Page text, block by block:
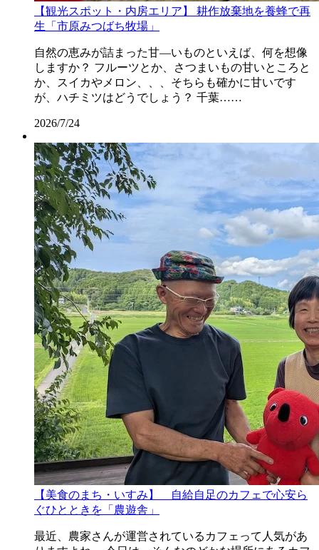
【観光スポット・内房エリア】 耕作放棄地を養蜂で再
生「市原みつばち牧場」
自然の恵みが詰まった甘―いものといえば、何を想像
しますか？ フルーツとか、さつまいもの甘いところと
か、スイカやメロン、、、そちらも確かに甘いです
が、ハチミツはどうでしょう？ 千葉……
2026/7/24
【美食のまち・いすみ】 自給自足のカフェで心安ら
ぐひとときを「農遊舎」
最近、農家さんが運営されているカフェって人気があ